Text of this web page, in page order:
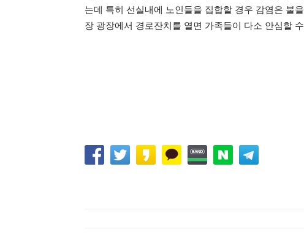
는데 특히 선실내에 노인들을 집합할 경우 감염은 불
장 광장에서 경로잔치를 열면 가족들이 다소 안심할